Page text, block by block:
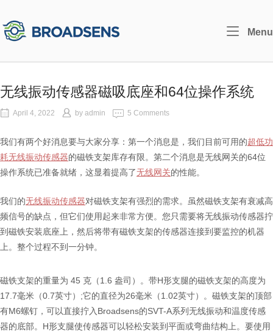
content
Home
Menu
无线振动传感器磁吸底座和64位操作系统
April 4, 2022 by admin 5 Comments
我们有两个好消息要与大家分享：第一个消息是，我们目前可用的超低功
耗无线振动传感器的磁铁支架库存有限。第二个消息是无线网关的64位
操作系统已准备就绪，这显着提高了无线网关的性能。
我们的无线振动传感器对磁铁支架有强烈的需求。虽然磁铁支架有衰减高
频信号的缺点，但它们使用起来非常方便。您只需要将无线振动传感器拧
到磁铁安装底座上，然后将带有磁铁支架的传感器连接到要监控的机器
上。整个过程不到一分钟。
磁铁支架的重量为 45 克（1.6 盎司）。带H形支腿的磁铁支架的高度为
17.7毫米（0.7英寸）;它的直径为26毫米（1.02英寸）。磁铁支架的顶部
有M6螺钉，可以直接拧入Broadsens的SVT-A系列无线振动和温度传感
器的底部。H形支腿使传感器可以轻松安装到平面或弯曲结构上。要使用